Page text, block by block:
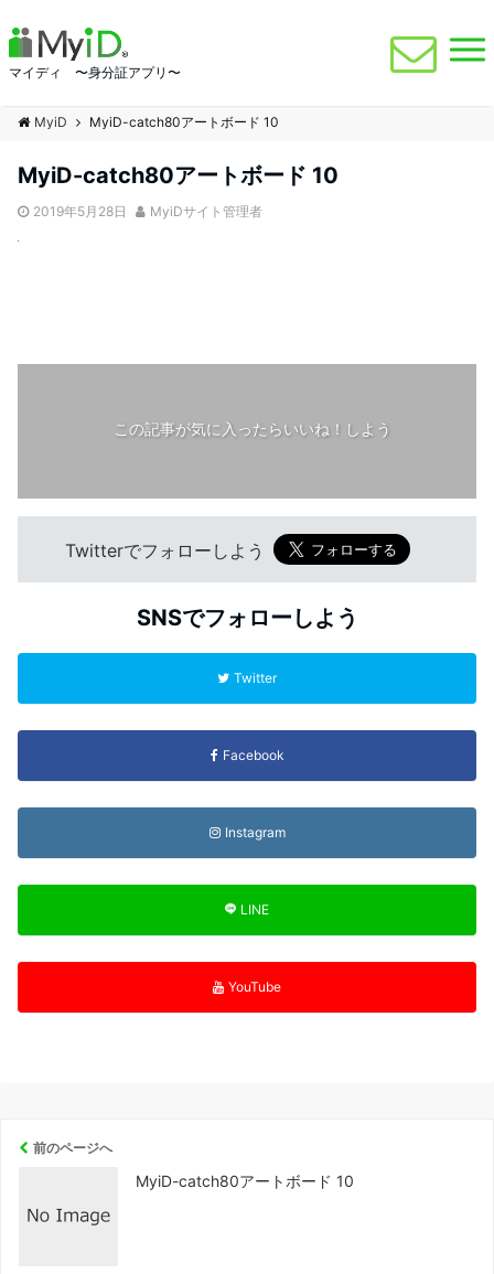
マイディ 〜身分証アプリ〜
MyiD MyiD-catch80アートボード 10
MyiD-catch80アートボード 10
2019年5月28日 MyiDサイト管理者
この記事が気に入ったらいいね！しよう
Twitterでフォローしよう
SNSでフォローしよう
Twitter
Facebook
Instagram
LINE
YouTube
前のページへ
MyiD-catch80アートボード 10